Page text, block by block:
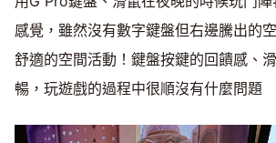
感覺，雖然沒有數字鍵盤但右邊騰出的
舒適的空間活動！鍵盤按鍵的回饋感、
暢，玩遊戲的過程中很順沒有什麼問題